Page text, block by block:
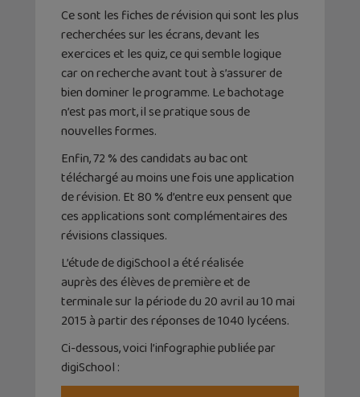
Ce sont les fiches de révision qui sont les plus
recherchées sur les écrans, devant les
exercices et les quiz, ce qui semble logique
car on recherche avant tout à s’assurer de
bien dominer le programme. Le bachotage
n’est pas mort, il se pratique sous de
nouvelles formes.
Enfin, 72 % des candidats au bac ont
téléchargé au moins une fois une application
de révision. Et 80 % d’entre eux pensent que
ces applications sont complémentaires des
révisions classiques.
L’étude de digiSchool a été réalisée
auprès des élèves de première et de
terminale sur la période du 20 avril au 10 mai
2015 à partir des réponses de 1040 lycéens.
Ci-dessous, voici l’infographie publiée par
digiSchool :